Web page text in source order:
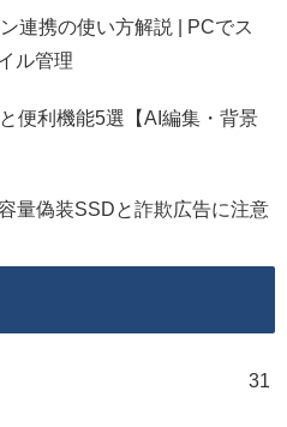
連携の使い方解説 | PCでス
ル管理
便利機能5選【AI編集・背景
量偽装SSDと詐欺広告に注意
31